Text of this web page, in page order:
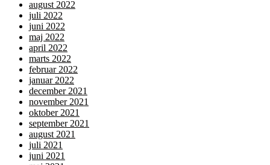
august 2022
juli 2022
juni 2022
maj 2022
april 2022
marts 2022
februar 2022
januar 2022
december 2021
november 2021
oktober 2021
september 2021
august 2021
juli 2021
juni 2021